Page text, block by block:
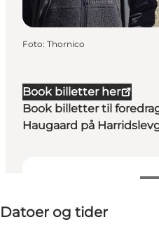
Book billetter her
Book billetter til
Haugaard på
Datoer og tider
Besøg hjemmeside
Foto: Thornico